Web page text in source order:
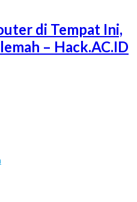
di Tempat Ini,
– Hack.AC.ID